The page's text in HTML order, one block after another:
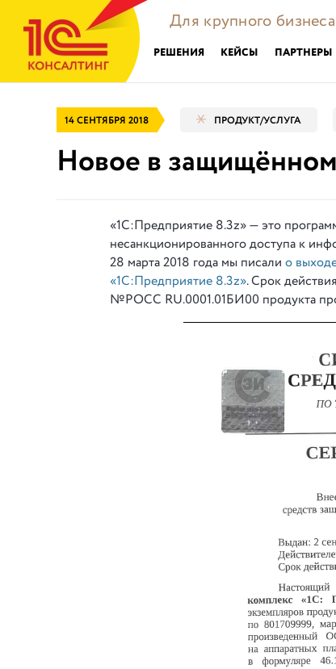
Для крупного
РЕШЕНИЯ КЕЙСЫ ПАРТНЕРЫ
14 СЕНТЯБРЯ 2018 ПРОДУКТ/УСЛУГА
Новое в
«1С:Предприятие 8.3z» — это
несанкционированного доступа к
28 марта 2018 года мы писали о
«1С:Предприятие 8.3z». Срок
№РОСС RU.0001.01БИ00 продукта